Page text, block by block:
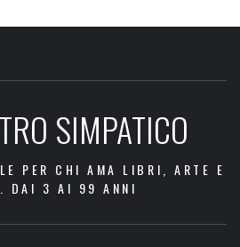
SIMPATICO
PER CHI AMA LIBRI, ARTE E
DAI 3 AI 99 ANNI